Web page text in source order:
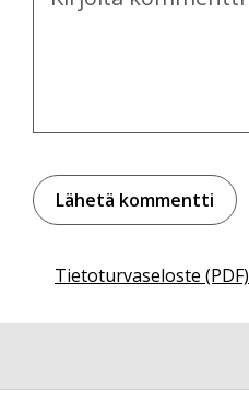
Tietoturvaseloste (PDF)